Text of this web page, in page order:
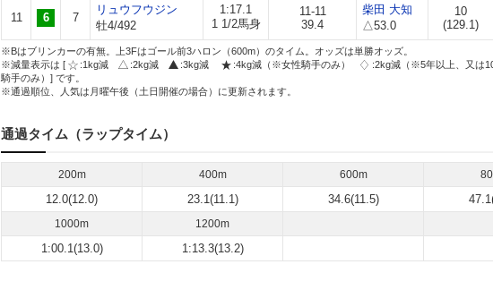
11 6 7
リュウフウジン
牡4/492
1:17.1
1 1/2馬身
11-11
39.4
柴田 大知
△53.0
10
(129.1)
※Bはブリンカーの有無。上3Fはゴール前3ハロン（600m）のタイム。オッズは単勝オッズ。
※減量表示は [
:1kg減 :2kg減 :3kg減 :4kg減（※女性騎手のみ）
:2kg減（※5年以上、又は
騎手のみ）] です。
※通過順位、人気は月曜午後（土日開催の場合）に更新されます。
通過タイム（ラップタイム）
200m 400m 600m
12.0(12.0) 23.1(11.1) 34.6(11.5)
1000m 1200m
1:00.1(13.0) 1:13.3(13.2)